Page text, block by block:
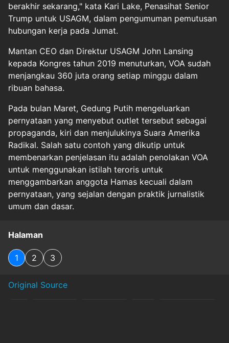
berakhir sekarang," kata Kari Lake, Penasihat Senior
Trump untuk USAGM, dalam pengumuman pemutusan
hubungan kerja pada Jumat.
Mantan CEO dan Direktur USAGM John Lansing
kepada Kongres tahun 2019 menuturkan, VOA sudah
menjangkau 360 juta orang setiap minggu dalam
ribuan bahasa.
Pada bulan Maret, Gedung Putih mengeluarkan
pernyataan yang menyebut outlet tersebut sebagai
propaganda, kiri dan menjulukinya Suara Amerika
Radikal. Salah satu contoh yang dikutip untuk
membenarkan penjelasan itu adalah penolakan VOA
untuk menggunakan istilah teroris untuk
menggambarkan anggota Hamas kecuali dalam
pernyataan, yang sejalan dengan praktik jurnalistik
umum dan dasar.
Halaman
1 2 3
Original Source